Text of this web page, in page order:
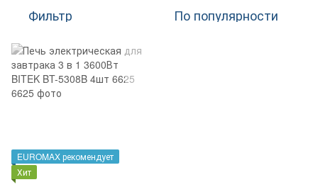
Фильтр По популярности
EUROMAX рекомендует
Хит